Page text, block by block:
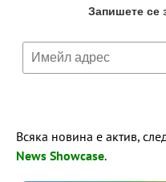
Всяка новина е актив,
News Showcase.